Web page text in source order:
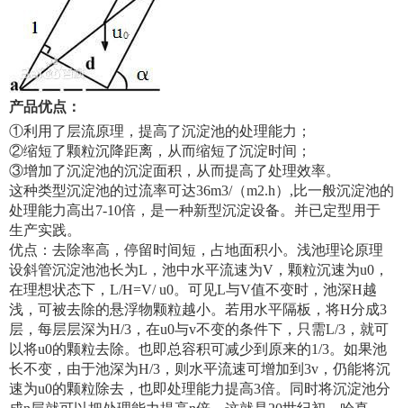
产品优点 ：
①利用了层流原理，提高了沉淀池的处理能力；
②缩短了颗粒沉降距离，从而缩短了沉淀时间；
③增加了沉淀池的沉淀面积，从而提高了处理效率。
这种类型沉淀池的过流率可达36m3/（m2.h）,比一般沉淀池的
处理能力高出7-10倍，是一种新型沉淀设备。并已定型用于
生产实践。
优点：去除率高，停留时间短，占地面积小。浅池理论原理
设斜管沉淀池池长为L，池中水平流速为V，颗粒沉速为u0，
在理想状态下，L/H=V/ u0。可见L与V值不变时，池深H越
浅，可被去除的悬浮物颗粒越小。若用水平隔板，将H分成3
层，每层层深为H/3，在u0与v不变的条件下，只需L/3，就可
以将u0的颗粒去除。也即总容积可减少到原来的1/3。如果池
长不变，由于池深为H/3，则水平流速可增加到3v，仍能将沉
速为u0的颗粒除去，也即处理能力提高3倍。同时将沉淀池分